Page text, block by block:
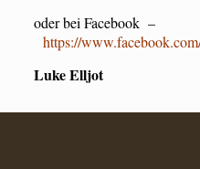
oder bei Facebook –
https://
Luke Elljot